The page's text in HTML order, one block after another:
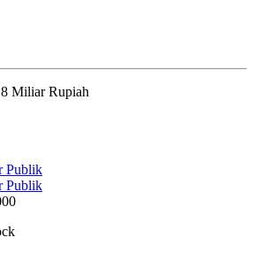
Miliar Rupiah
Price